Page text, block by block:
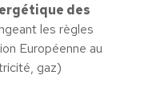
des
les règles
Européenne au
gaz)